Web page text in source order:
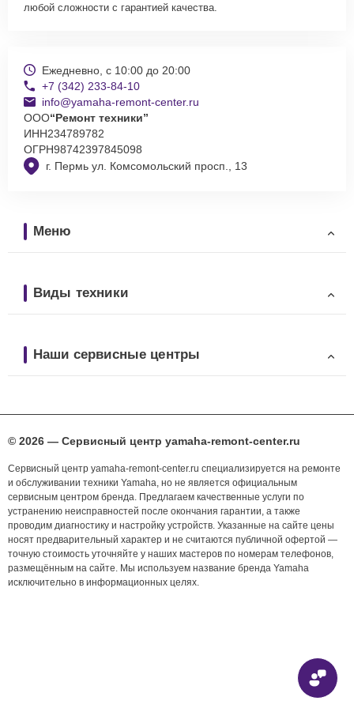
любой сложности с гарантией качества.
г. Пермь ул. Комсомольский просп., 13
Ежедневно, с 10:00 до 20:00
+7 (342) 233-84-10
info@yamaha-remont-center.ru
ООО“Ремонт техники”
ИНН234789782
ОГРН98742397845098
Меню
Виды техники
Наши сервисные центры
© 2026 — Сервисный центр yamaha-remont-center.ru
Сервисный центр yamaha-remont-center.ru специализируется на ремонте
и обслуживании техники Yamaha, но не является официальным
сервисным центром бренда. Предлагаем качественные услуги по
устранению неисправностей после окончания гарантии, а также
проводим диагностику и настройку устройств. Указанные на сайте цены
носят предварительный характер и не считаются публичной офертой —
точную стоимость уточняйте у наших мастеров по номерам телефонов,
размещённым на сайте. Мы используем название бренда Yamaha
исключительно в информационных целях.